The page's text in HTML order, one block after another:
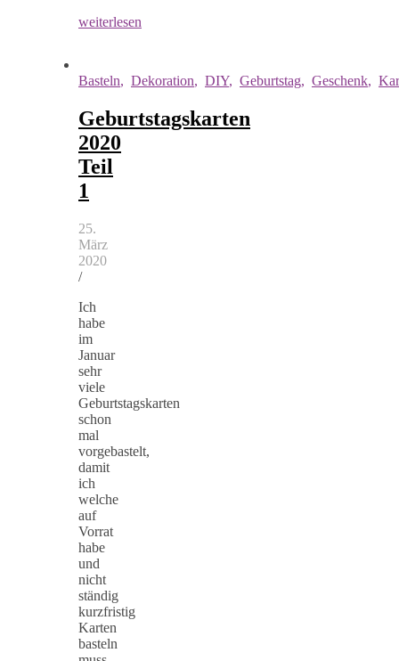
weiterlesen
Basteln, Dekoration, DIY, Geburtstag, Geschenk,
Geburtstagskarten
2020
Teil
1
25.
März
2020
/
Ich
habe
im
Januar
sehr
viele
Geburtstagskarten
schon
mal
vorgebastelt,
damit
ich
welche
auf
Vorrat
habe
und
nicht
ständig
kurzfristig
Karten
basteln